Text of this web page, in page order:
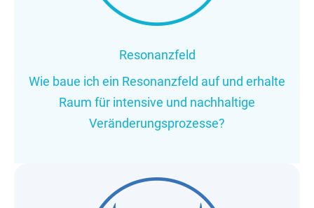
Resonanzfeld
Wie baue ich ein Resonanzfeld auf und erhalte
Raum für intensive und nachhaltige
Veränderungsprozesse?